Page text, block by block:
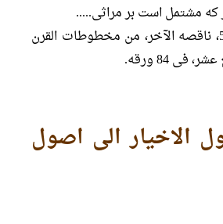
که مشتمل است بر مراثی.....
نسخه رقم 16658-5، ناقصه الآخر، من مخطوطات القرن
فی 84 ورقه.
الاخیار الی اصول